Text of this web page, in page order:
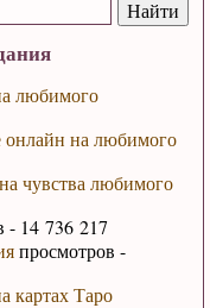
любимого
онлайн на любимого
чувства любимого
- 14 736 217
просмотров -
картах Таро